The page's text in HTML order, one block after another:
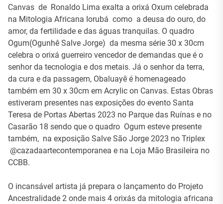
Canvas de Ronaldo Lima exalta a orixá Oxum celebrada
na Mitologia Africana Iorubá como a deusa do ouro, do
amor, da fertilidade e das águas tranquilas. O quadro
Ogum(Ogunhê Salve Jorge) da mesma série 30 x 30cm
celebra o orixá guerreiro vencedor de demandas que é o
senhor da tecnologia e dos metais. Já o senhor da terra,
da cura e da passagem, Obaluayê é homenageado
também em 30 x 30cm em Acrylic on Canvas. Estas Obras
estiveram presentes nas exposições do evento Santa
Teresa de Portas Abertas 2023 no Parque das Ruínas e no
Casarão 18 sendo que o quadro Ogum esteve presente
também, na exposição Salve São Jorge 2023 no Triplex
@cazadaartecontemporanea e na Loja Mão Brasileira no
CCBB.
O incansável artista já prepara o lançamento do Projeto
Ancestralidade 2 onde mais 4 orixás da mitologia africana